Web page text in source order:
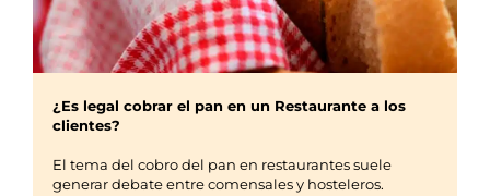
¿Es legal cobrar el pan en un Restaurante a los
clientes?
El tema del cobro del pan en restaurantes suele
generar debate entre comensales y hosteleros.